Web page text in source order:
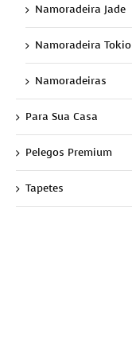
Namoradeira Jade
Namoradeira Tokio
Namoradeiras
Para Sua Casa
Pelegos Premium
Tapetes